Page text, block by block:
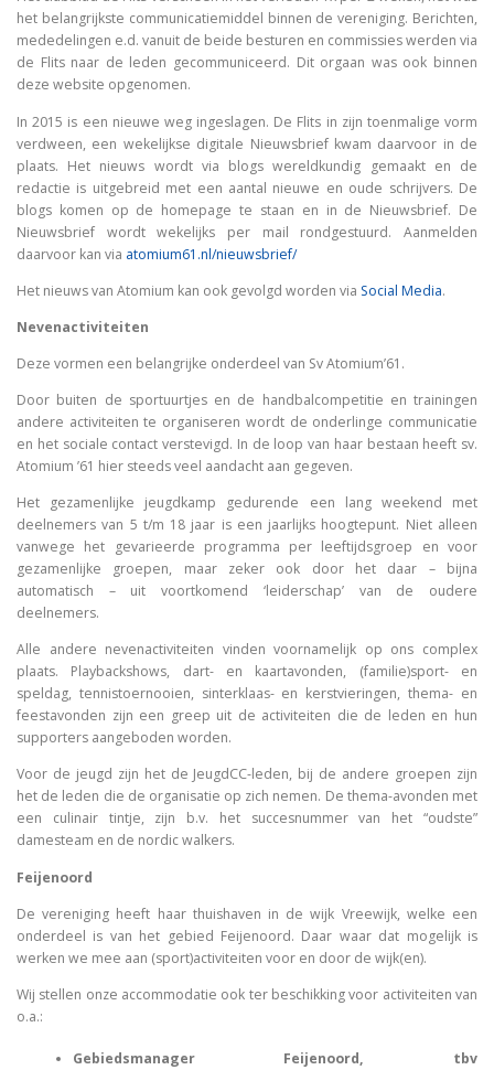
het belangrijkste communicatiemiddel binnen de vereniging. Berichten,
mededelingen e.d. vanuit de beide besturen en commissies werden via
de Flits naar de leden gecommuniceerd. Dit orgaan was ook binnen
deze website opgenomen.
In 2015 is een nieuwe weg ingeslagen. De Flits in zijn toenmalige vorm
verdween, een wekelijkse digitale Nieuwsbrief kwam daarvoor in de
plaats. Het nieuws wordt via blogs wereldkundig gemaakt en de
redactie is uitgebreid met een aantal nieuwe en oude schrijvers. De
blogs komen op de homepage te staan en in de Nieuwsbrief. De
Nieuwsbrief wordt wekelijks per mail rondgestuurd. Aanmelden
daarvoor kan via atomium61.nl/nieuwsbrief/
Het nieuws van Atomium kan ook gevolgd worden via Social Media.
Nevenactiviteiten
Deze vormen een belangrijke onderdeel van Sv Atomium’61.
Door buiten de sportuurtjes en de handbalcompetitie en trainingen
andere activiteiten te organiseren wordt de onderlinge communicatie
en het sociale contact verstevigd. In de loop van haar bestaan heeft sv.
Atomium ’61 hier steeds veel aandacht aan gegeven.
Het gezamenlijke jeugdkamp gedurende een lang weekend met
deelnemers van 5 t/m 18 jaar is een jaarlijks hoogtepunt. Niet alleen
vanwege het gevarieerde programma per leeftijdsgroep en voor
gezamenlijke groepen, maar zeker ook door het daar – bijna
automatisch – uit voortkomend ‘leiderschap’ van de oudere
deelnemers.
Alle andere nevenactiviteiten vinden voornamelijk op ons complex
plaats. Playbackshows, dart- en kaartavonden, (familie)sport- en
speldag, tennistoernooien, sinterklaas- en kerstvieringen, thema- en
feestavonden zijn een greep uit de activiteiten die de leden en hun
supporters aangeboden worden.
Voor de jeugd zijn het de JeugdCC-leden, bij de andere groepen zijn
het de leden die de organisatie op zich nemen. De thema-avonden met
een culinair tintje, zijn b.v. het succesnummer van het “oudste”
damesteam en de nordic walkers.
Feijenoord
De vereniging heeft haar thuishaven in de wijk Vreewijk, welke een
onderdeel is van het gebied Feijenoord. Daar waar dat mogelijk is
werken we mee aan (sport)activiteiten voor en door de wijk(en).
Wij stellen onze accommodatie ook ter beschikking voor activiteiten van
o.a.:
Gebiedsmanager Feijenoord, tbv